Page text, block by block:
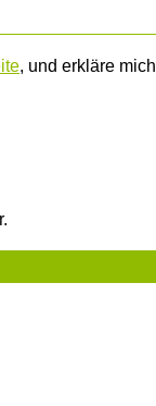
, und erkläre mich